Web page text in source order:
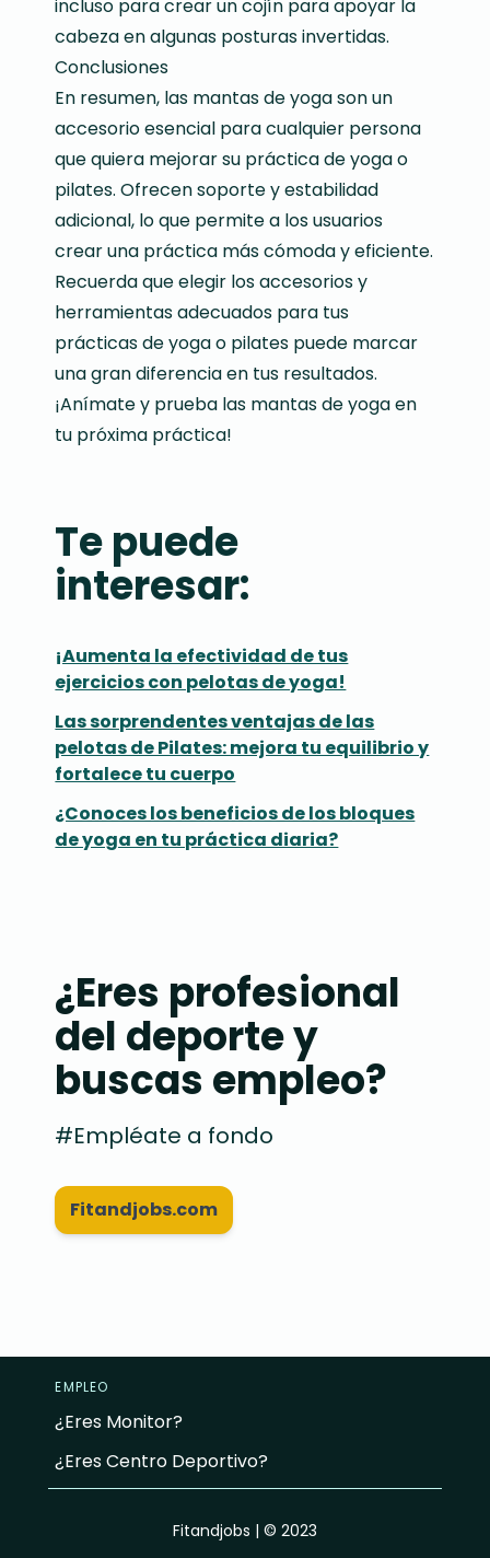
incluso para crear un cojín para apoyar la
cabeza en algunas posturas invertidas.
Conclusiones
En resumen, las mantas de yoga son un
accesorio esencial para cualquier persona
que quiera mejorar su práctica de yoga o
pilates. Ofrecen soporte y estabilidad
adicional, lo que permite a los usuarios
crear una práctica más cómoda y eficiente.
Recuerda que elegir los accesorios y
herramientas adecuados para tus
prácticas de yoga o pilates puede marcar
una gran diferencia en tus resultados.
¡Anímate y prueba las mantas de yoga en
tu próxima práctica!
Te puede
interesar:
¡Aumenta la efectividad de tus
ejercicios con pelotas de yoga!
Las sorprendentes ventajas de las
pelotas de Pilates: mejora tu equilibrio y
fortalece tu cuerpo
¿Conoces los beneficios de los bloques
de yoga en tu práctica diaria?
¿Eres profesional
del deporte y
buscas empleo?
#Empléate a fondo
Fitandjobs.com
EMPLEO
¿Eres Monitor?
¿Eres Centro Deportivo?
Fitandjobs | © 2023